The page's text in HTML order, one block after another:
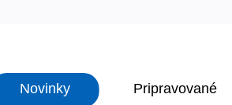
Novinky Pripravované